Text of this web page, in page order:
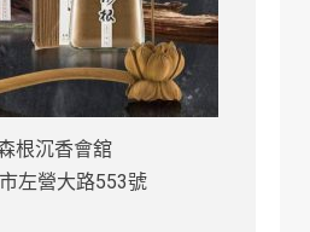
根沉香會舘
左營大路553號